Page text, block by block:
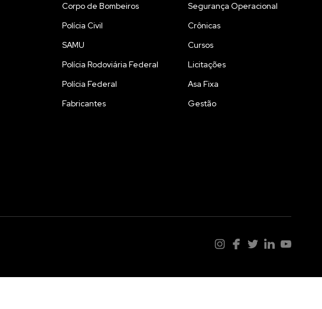
Corpo de Bombeiros
Polícia Civil
SAMU
Polícia Rodoviária Federal
Polícia Federal
Fabricantes
Segurança Operacional
Crônicas
Cursos
Licitações
Asa Fixa
Gestão